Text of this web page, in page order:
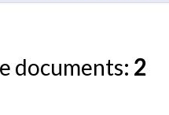
documents: 2